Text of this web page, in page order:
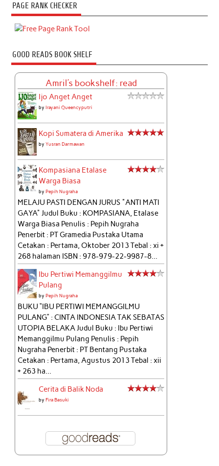
PAGE RANK CHECKER
GOOD READS BOOK SHELF
Amril's bookshelf: read
Ijo Anget Anget
byIrayani Queencyputri
Kopi Sumatera di Amerika
byYusran Darmawan
Kompasiana Etalase
Warga Biasa
byPepih Nugraha
MELAJU PASTI DENGAN JURUS "ANTI MATI
GAYA" Judul Buku : KOMPASIANA, Etalase
Warga Biasa Penulis : Pepih Nugraha
Penerbit : PT Gramedia Pustaka Utama
Cetakan : Pertama, Oktober 2013 Tebal : xi +
268 halaman ISBN : 978-979-22-9987-8...
Ibu Pertiwi Memanggilmu
Pulang
byPepih Nugraha
BUKU “IBU PERTIWI MEMANGGILMU
PULANG” : CINTA INDONESIA TAK SEBATAS
UTOPIA BELAKA Judul Buku : Ibu Pertiwi
Memanggilmu Pulang Penulis : Pepih
Nugraha Penerbit : PT Bentang Pustaka
Cetakan : Pertama, Agustus 2013 Tebal : xii
+ 263 ha...
Cerita di Balik Noda
byFira Basuki